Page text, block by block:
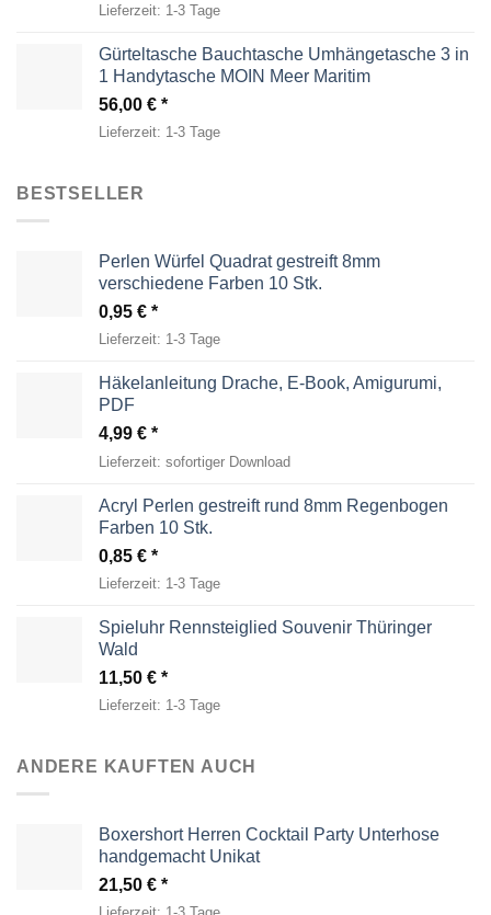
Lieferzeit: 1-3 Tage
Gürteltasche Bauchtasche Umhängetasche 3 in
1 Handytasche MOIN Meer Maritim
56,00 €
Lieferzeit: 1-3 Tage
BESTSELLER
Perlen Würfel Quadrat gestreift 8mm
verschiedene Farben 10 Stk.
0,95 €
Lieferzeit: 1-3 Tage
Häkelanleitung Drache, E-Book, Amigurumi,
PDF
4,99 €
Lieferzeit: sofortiger Download
Acryl Perlen gestreift rund 8mm Regenbogen
Farben 10 Stk.
0,85 €
Lieferzeit: 1-3 Tage
Spieluhr Rennsteiglied Souvenir Thüringer
Wald
11,50 €
Lieferzeit: 1-3 Tage
ANDERE KAUFTEN AUCH
Boxershort Herren Cocktail Party Unterhose
handgemacht Unikat
21,50 €